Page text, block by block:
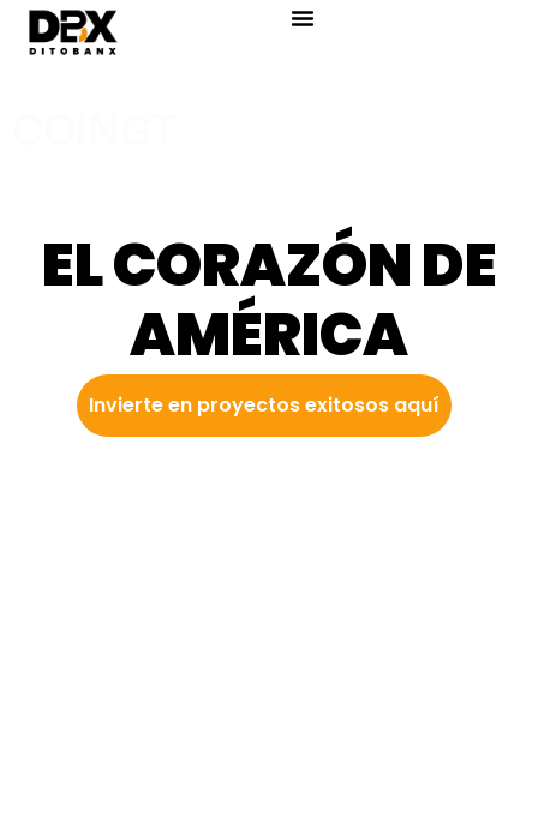
content
EL CORAZÓN DE
AMÉRICA
Invierte en proyectos exitosos aquí